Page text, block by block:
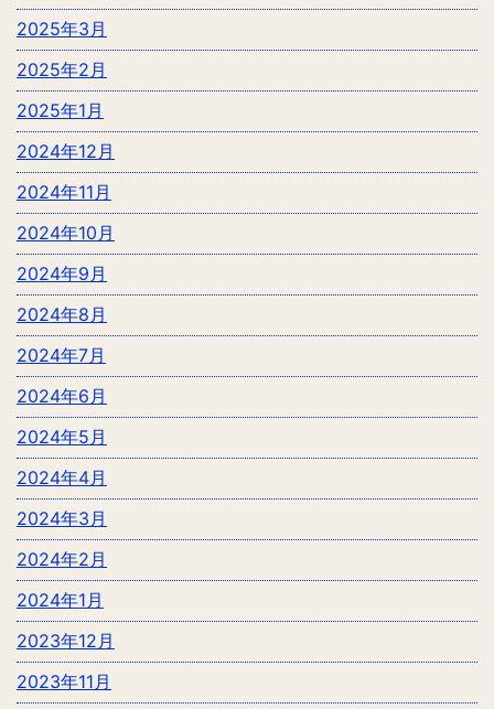
2025年3月
2025年2月
2025年1月
2024年12月
2024年11月
2024年10月
2024年9月
2024年8月
2024年7月
2024年6月
2024年5月
2024年4月
2024年3月
2024年2月
2024年1月
2023年12月
2023年11月